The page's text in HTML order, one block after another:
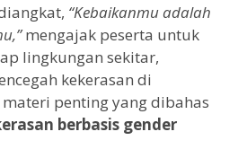
“Kebaikanmu adalah
mengajak peserta untuk
lingkungan sekitar,
kekerasan di
materi penting yang dibahas
berbasis gender